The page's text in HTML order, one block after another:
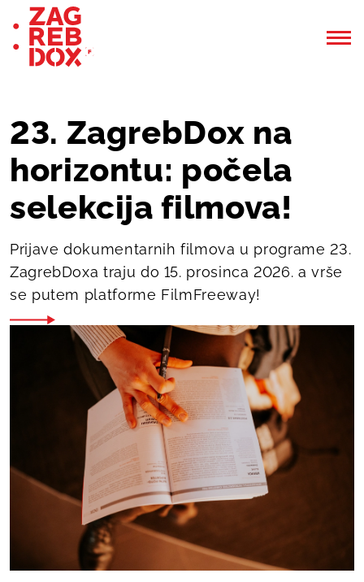
23. ZagrebDox na
horizontu: počela
selekcija filmova!
Prijave dokumentarnih filmova u programe 23.
ZagrebDoxa traju do 15. prosinca 2026. a vrše
se putem platforme FilmFreeway!